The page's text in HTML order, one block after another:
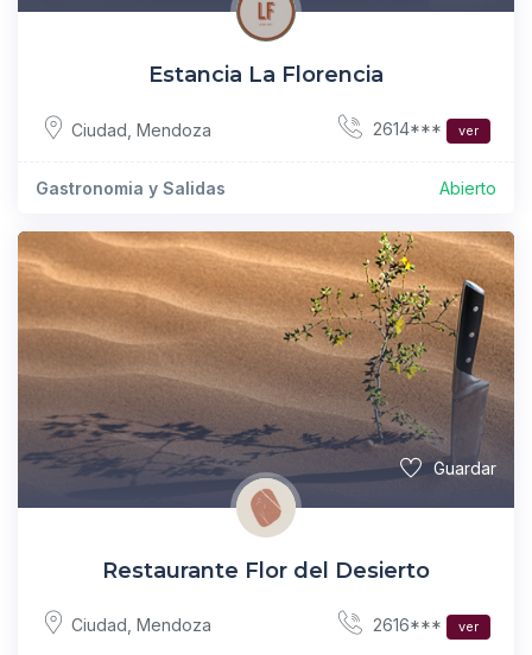
Estancia La Florencia
Ciudad Mendoza 2614*** ver
Gastronomia y Salidas Abierto
Guardar
Restaurante Flor del Desierto
Ciudad Mendoza 2616*** ver